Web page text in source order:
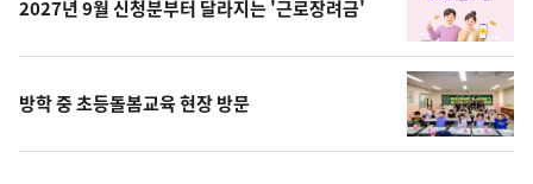
2027년 9월 신청분부터 달라지는 '근로장려금'
방학 중 초등돌봄교육 현장 방문